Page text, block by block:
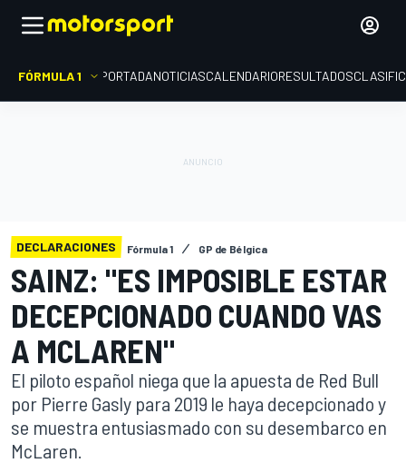
FÓRMULA 1 PORTADANOTICIASCALENDARIORESULTADOS
DECLARACIONES Fórmula 1 GP de Bélgica
SAINZ: "ES IMPOSIBLE ESTAR
DECEPCIONADO CUANDO VAS
A MCLAREN"
El piloto español niega que la apuesta de Red Bull
por Pierre Gasly para 2019 le haya decepcionado y
se muestra entusiasmado con su desembarco en
McLaren.